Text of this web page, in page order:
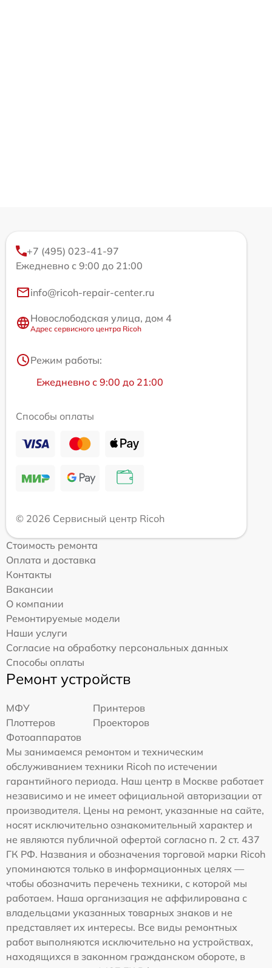
+7 (495) 023-41-97
Ежедневно с 9:00 до 21:00
info@ricoh-repair-center.ru
Новослободская улица, дом 4
Адрес сервисного центра Ricoh
Режим работы:
Ежедневно с 9:00 до 21:00
Способы оплаты
© 2026 Сервисный центр Ricoh
Стоимость ремонта
Оплата и доставка
Контакты
Вакансии
О компании
Ремонтируемые модели
Наши услуги
Согласие на обработку персональных данных
Способы оплаты
Ремонт устройств
МФУ
Принтеров
Плоттеров
Проекторов
Фотоаппаратов
Мы занимаемся ремонтом и техническим
обслуживанием техники Ricoh по истечении
гарантийного периода. Наш центр в Москве работает
независимо и не имеет официальной авторизации от
производителя. Цены на ремонт, указанные на сайте,
носят исключительно ознакомительный характер и
не являются публичной офертой согласно п. 2 ст. 437
ГК РФ. Названия и обозначения торговой марки Ricoh
упоминаются только в информационных целях —
чтобы обозначить перечень техники, с которой мы
работаем. Наша организация не аффилирована с
владельцами указанных товарных знаков и не
представляет их интересы. Все виды ремонтных
работ выполняются исключительно на устройствах,
находящихся в законном гражданском обороте, в